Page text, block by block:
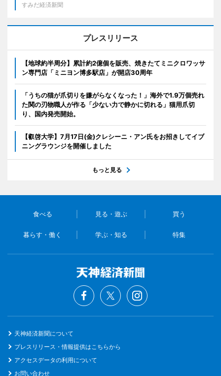
すみだ経済新聞
プレスリリース
【地球約半周分】累計約2億個を販売、焼きたてミニクロワッサ
ン専門店「ミニヨン博多駅店」が開店30周年
「うちの猫が爪切りを嫌がらなくなった！」海外で1.9万個売れ
た関の刃物職人が作る「少ない力で静かに切れる」猫用爪切
り、国内発売開始。
【叡啓大学】7月17日(金)クレシーニ・アン氏をお招きしてイブ
ニングラウンジを開催しました
もっと見る
食べる 見る・遊ぶ 買う
暮らす・働く 学ぶ・知る 特集
天神経済新聞について
プレスリリース・情報提供はこちらから
アクセスデータの利用について
お問い合わせ